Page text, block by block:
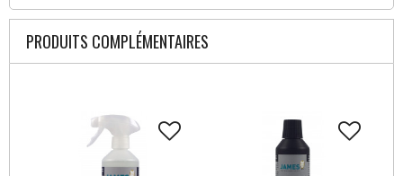
PRODUITS COMPLÉMENTAIRES